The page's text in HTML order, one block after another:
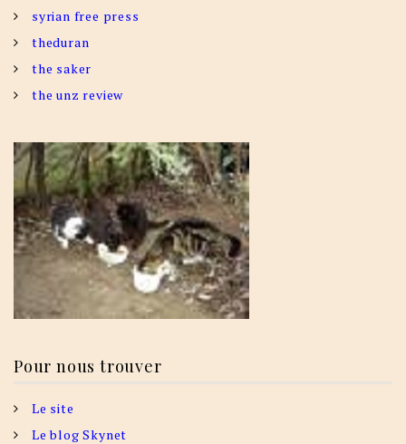
syrian free press
theduran
the saker
the unz review
Pour nous trouver
Le site
Le blog Skynet